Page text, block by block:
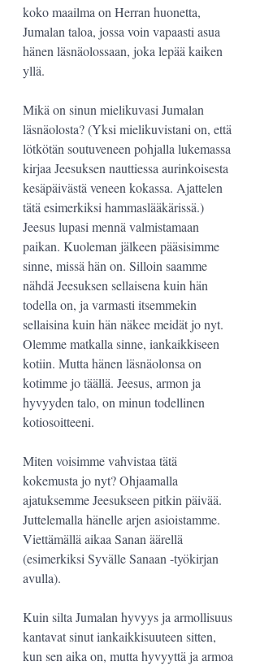
koko maailma on Herran huonetta,
Jumalan taloa, jossa voin vapaasti asua
hänen läsnäolossaan, joka lepää kaiken
yllä.
Mikä on sinun mielikuvasi Jumalan
läsnäolosta? (Yksi mielikuvistani on, että
lötkötän soutuveneen pohjalla lukemassa
kirjaa Jeesuksen nauttiessa aurinkoisesta
kesäpäivästä veneen kokassa. Ajattelen
tätä esimerkiksi hammaslääkärissä.)
Jeesus lupasi mennä valmistamaan
paikan. Kuoleman jälkeen pääsisimme
sinne, missä hän on. Silloin saamme
nähdä Jeesuksen sellaisena kuin hän
todella on, ja varmasti itsemmekin
sellaisina kuin hän näkee meidät jo nyt.
Olemme matkalla sinne, iankaikkiseen
kotiin. Mutta hänen läsnäolonsa on
kotimme jo täällä. Jeesus, armon ja
hyvyyden talo, on minun todellinen
kotiosoitteeni.
Miten voisimme vahvistaa tätä
kokemusta jo nyt? Ohjaamalla
ajatuksemme Jeesukseen pitkin päivää.
Juttelemalla hänelle arjen asioistamme.
Viettämällä aikaa Sanan äärellä
(esimerkiksi Syvälle Sanaan -työkirjan
avulla).
Kuin silta Jumalan hyvyys ja armollisuus
kantavat sinut iankaikkisuuteen sitten,
kun sen aika on, mutta hyvyyttä ja armoa